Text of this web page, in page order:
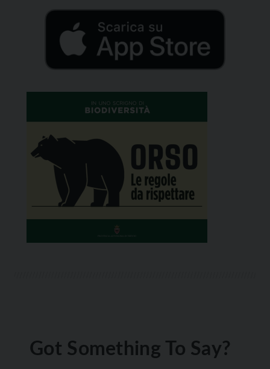
Got Something To Say?